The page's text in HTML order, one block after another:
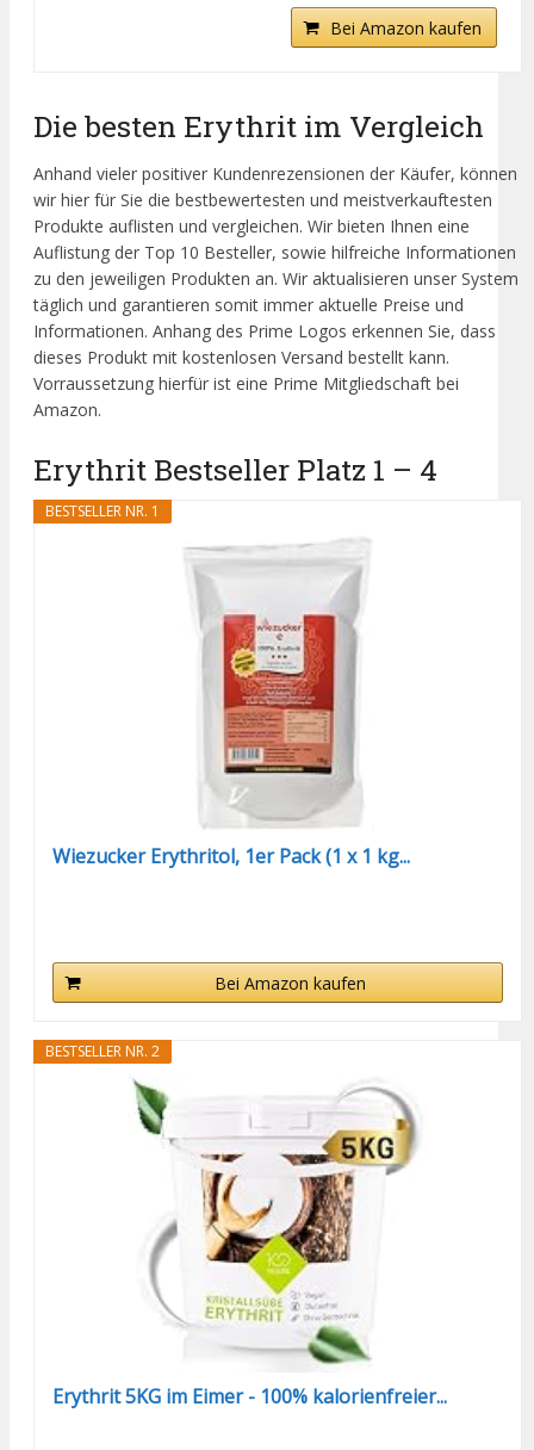
Bei Amazon kaufen
Die besten Erythrit im Vergleich
Anhand vieler positiver Kundenrezensionen der Käufer, können
wir hier für Sie die bestbewertesten und meistverkauftesten
Produkte auflisten und vergleichen. Wir bieten Ihnen eine
Auflistung der Top 10 Besteller, sowie hilfreiche Informationen
zu den jeweiligen Produkten an. Wir aktualisieren unser System
täglich und garantieren somit immer aktuelle Preise und
Informationen. Anhang des Prime Logos erkennen Sie, dass
dieses Produkt mit kostenlosen Versand bestellt kann.
Vorraussetzung hierfür ist eine Prime Mitgliedschaft bei
Amazon.
Erythrit Bestseller Platz 1 – 4
BESTSELLER NR. 1
Wiezucker Erythritol, 1er Pack (1 x 1 kg...
Bei Amazon kaufen
BESTSELLER NR. 2
Erythrit 5KG im Eimer - 100% kalorienfreier...